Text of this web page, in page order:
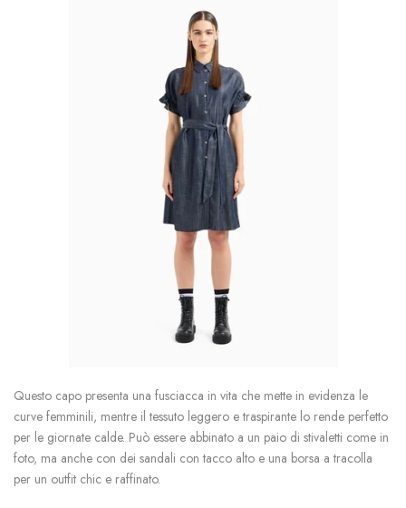
Questo capo presenta una fusciacca in vita che mette in evidenza le
curve femminili, mentre il tessuto leggero e traspirante lo rende perfetto
per le giornate calde. Può essere abbinato a un paio di stivaletti come in
foto, ma anche con dei sandali con tacco alto e una borsa a tracolla
per un outfit chic e raffinato.